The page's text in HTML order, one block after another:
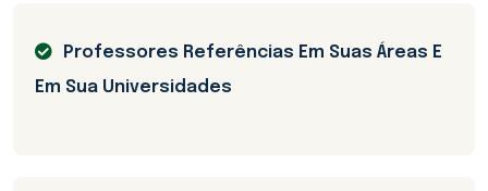
Professores Referências Em Suas Áreas E
Em Sua Universidades